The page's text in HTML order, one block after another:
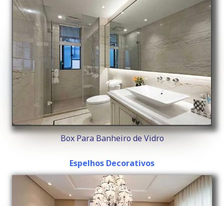
Box Para Banheiro de Vidro
Espelhos Decorativos